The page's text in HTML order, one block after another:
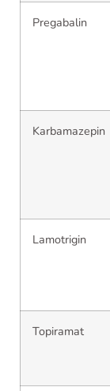
Pregabalin
Karbamazepin
Lamotrigin
Topiramat